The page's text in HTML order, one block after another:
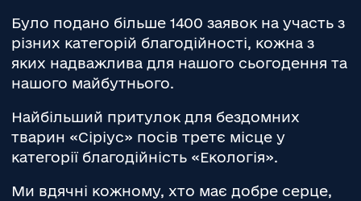
Було подано більше 1400 заявок на участь з
різних категорій благодійності, кожна з
яких надважлива для нашого сьогодення та
нашого майбутнього.
Найбільший притулок для бездомних
тварин «Сіріус» посів третє місце у
категорії благодійність «Екологія».
Ми вдячні кожному, хто має добре серце,